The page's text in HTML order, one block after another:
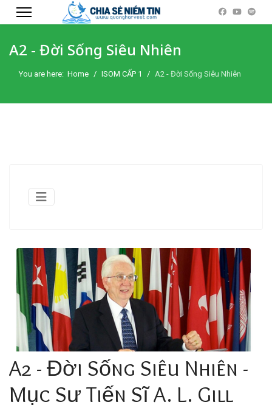
A2 - Đời Sống Siêu Nhiên
You are here: Home ISOM CẤP 1 A2 - Đời Sống Siêu Nhiên
A2 - Đời Sống Siêu Nhiên -
Mục Sư Tiến Sĩ A. L. Gill